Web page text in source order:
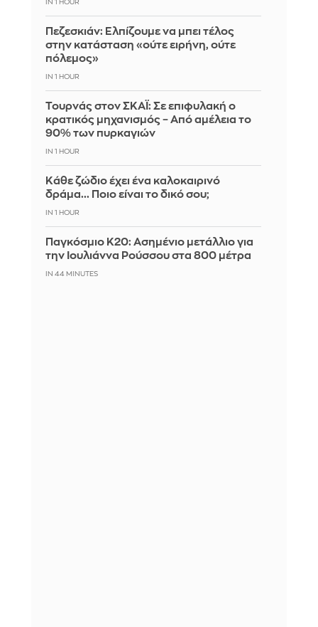
IN 1 HOUR
Πεζεσκιάν: Ελπίζουμε να μπει τέλος
στην κατάσταση «ούτε ειρήνη, ούτε
πόλεμος»
IN 1 HOUR
Τουρνάς στον ΣΚΑΪ: Σε επιφυλακή ο
κρατικός μηχανισμός – Από αμέλεια το
90% των πυρκαγιών
IN 1 HOUR
Κάθε ζώδιο έχει ένα καλοκαιρινό
δράμα... Ποιο είναι το δικό σου;
IN 1 HOUR
Παγκόσμιο Κ20: Ασημένιο μετάλλιο για
την Ιουλιάννα Ρούσσου στα 800 μέτρα
IN 44 MINUTES